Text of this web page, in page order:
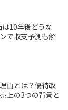
は10年後どうな
で収支予測も解
由とは？優待改
上の3つの背景と